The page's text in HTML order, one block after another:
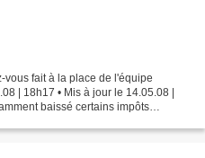
vous fait à la place de l'équipe
| 18h17 • Mis à jour le 14.05.08 |
baissé certains impôts